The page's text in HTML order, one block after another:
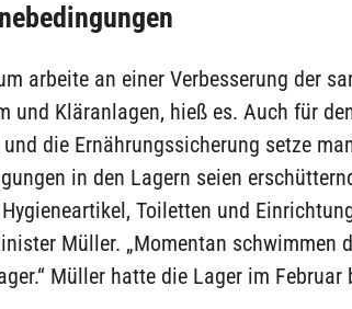
arbeite an einer Verbesserung der
und Kläranlagen, hieß es. Auch für
die Ernährungssicherung setze
in den Lagern seien
Toiletten und
Müller. „Momentan schwimmen
Müller hatte die Lager im Februar